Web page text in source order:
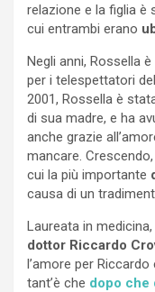
relazione e la figlia è
cui entrambi erano
Negli anni, Rossella
per i telespettatori
2001, Rossella è
di sua madre, e ha
anche grazie
mancare.
cui la più importante
causa di un
Laureata in
dottor Riccardo
l’amore per Riccardo
tant’è che dopo che